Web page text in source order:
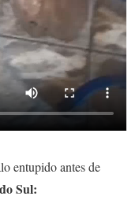
entupido antes de
Sul: